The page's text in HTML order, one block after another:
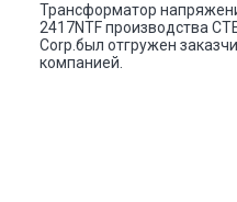
Трансформатор
2417NTF производства
Corp.был отгружен
компанией.